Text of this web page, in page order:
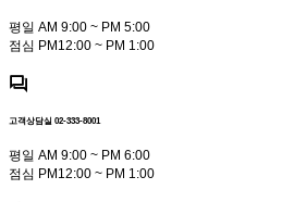
평일 AM 9:00 ~ PM 5:00
점심 PM12:00 ~ PM 1:00
고객상담실 02-333-8001
평일 AM 9:00 ~ PM 6:00
점심 PM12:00 ~ PM 1:00